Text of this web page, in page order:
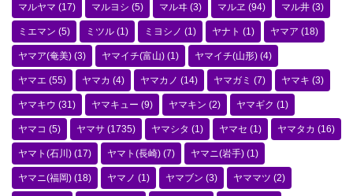
マルヤマ (17) マルヨシ (5) マルヰ (3) マルヱ (94) マル井 (3)
ミエマン (5) ミツル (1) ミヨシノ (1) ヤナト (1) ヤマア (18)
ヤマア(奄美) (3) ヤマイチ(富山) (1) ヤマイチ(山形) (4)
ヤマエ (55) ヤマカ (4) ヤマカノ (14) ヤマガミ (7) ヤマキ (3)
ヤマキウ (31) ヤマキュー (9) ヤマキン (2) ヤマギク (1)
ヤマコ (5) ヤマサ (1735) ヤマシタ (1) ヤマセ (1) ヤマタカ (16)
ヤマト(石川) (17) ヤマト(長崎) (7) ヤマニ(岩手) (1)
ヤマニ(福岡) (18) ヤマノ (1) ヤマブン (3) ヤママツ (2)